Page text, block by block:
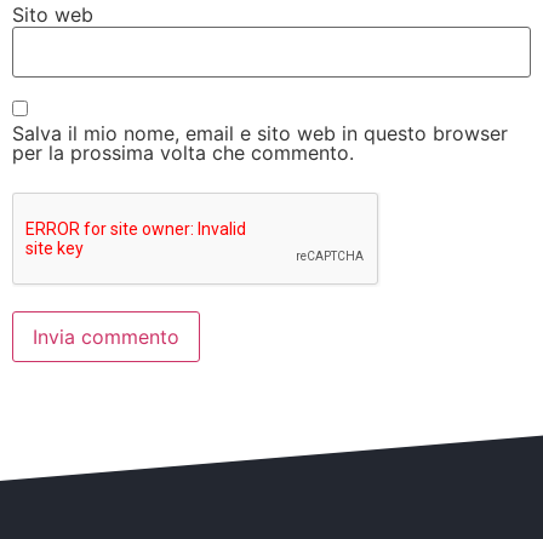
Sito web
Salva il mio nome, email e sito web in questo browser
per la prossima volta che commento.